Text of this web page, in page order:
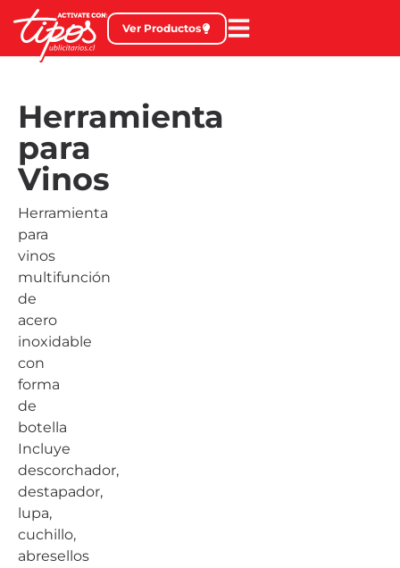
Ver Productos
Herramienta
para
Vinos
Herramienta
para
vinos
multifunción
de
acero
inoxidable
con
forma
de
botella
Incluye
descorchador,
destapador,
lupa,
cuchillo,
abresellos